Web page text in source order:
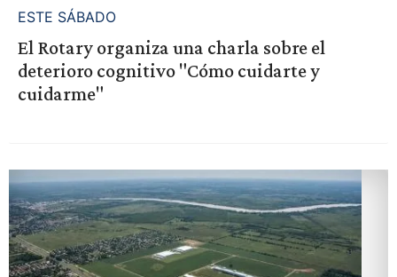
ESTE SÁBADO
El Rotary organiza una charla sobre el
deterioro cognitivo "Cómo cuidarte y
cuidarme"